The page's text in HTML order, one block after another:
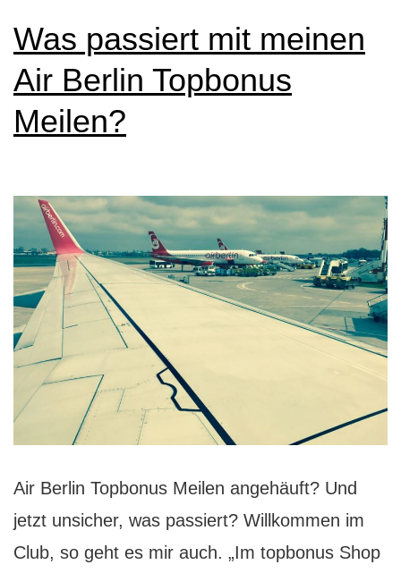
Was passiert mit meinen
Air Berlin Topbonus
Meilen?
Air Berlin Topbonus Meilen angehäuft? Und
jetzt unsicher, was passiert? Willkommen im
Club, so geht es mir auch. „Im topbonus Shop